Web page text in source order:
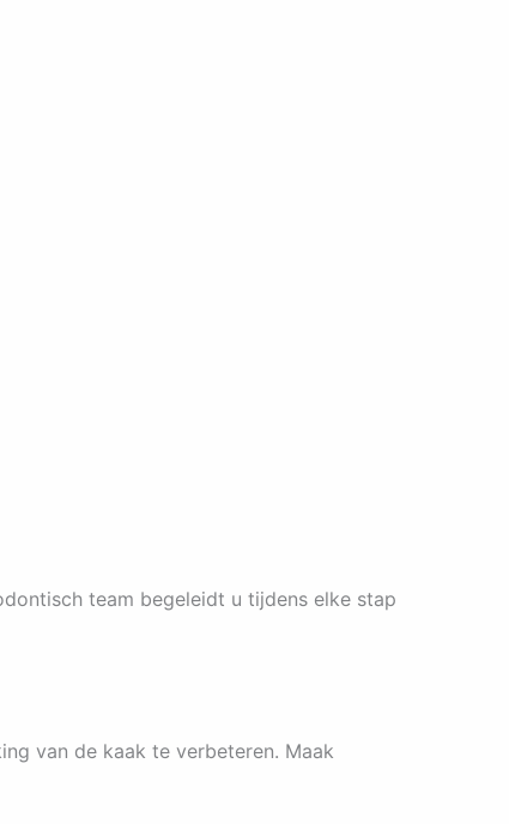
team begeleidt u tijdens elke stap
van de kaak te verbeteren. Maak